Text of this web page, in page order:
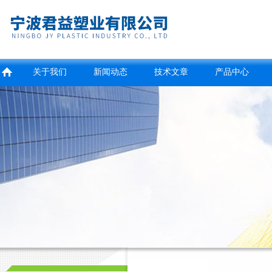
关于我们 新闻动态 技术文章 产品中心